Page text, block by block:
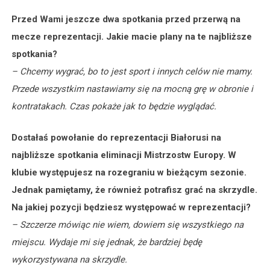
Przed Wami jeszcze dwa spotkania przed przerwą na
mecze reprezentacji. Jakie macie plany na te najbliższe
spotkania?
– Chcemy wygrać, bo to jest sport i innych celów nie mamy.
Przede wszystkim nastawiamy się na mocną grę w obronie i
kontratakach. Czas pokaże jak to będzie wyglądać.
Dostałaś powołanie do reprezentacji Białorusi na
najbliższe spotkania eliminacji Mistrzostw Europy. W
klubie występujesz na rozegraniu w bieżącym sezonie.
Jednak pamiętamy, że również potrafisz grać na skrzydle.
Na jakiej pozycji będziesz występować w reprezentacji?
– Szczerze mówiąc nie wiem, dowiem się wszystkiego na
miejscu. Wydaje mi się jednak, że bardziej będę
wykorzystywana na skrzydle.